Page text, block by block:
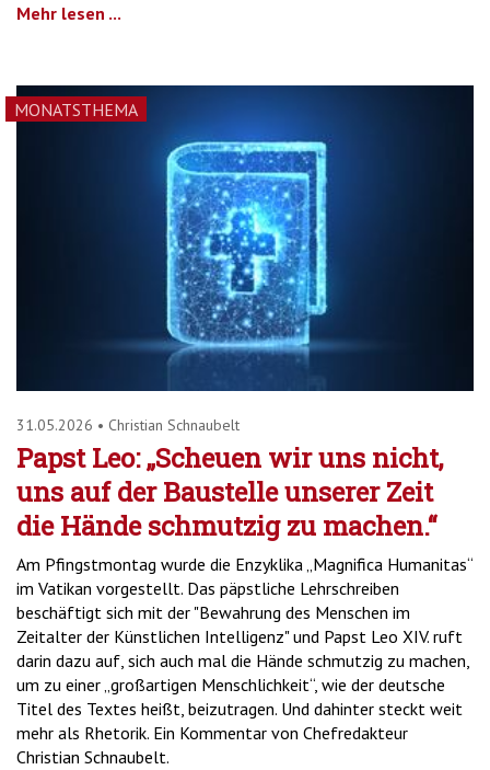
Mehr lesen ...
MONATSTHEMA
31.05.2026 • Christian Schnaubelt
Papst Leo: „Scheuen wir uns nicht,
uns auf der Baustelle unserer Zeit
die Hände schmutzig zu machen.“
Am Pfingstmontag wurde die Enzyklika „Magnifica Humanitas“
im Vatikan vorgestellt. Das päpstliche Lehrschreiben
beschäftigt sich mit der "Bewahrung des Menschen im
Zeitalter der Künstlichen Intelligenz" und Papst Leo XIV. ruft
darin dazu auf, sich auch mal die Hände schmutzig zu machen,
um zu einer „großartigen Menschlichkeit“, wie der deutsche
Titel des Textes heißt, beizutragen. Und dahinter steckt weit
mehr als Rhetorik. Ein Kommentar von Chefredakteur
Christian Schnaubelt.